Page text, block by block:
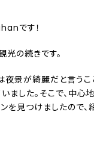
です！
の続きです。
夜景が綺麗だと言うこ
いました。そこで、中
を見つけましたので、